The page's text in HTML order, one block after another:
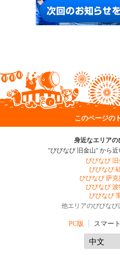
このページの
身近なエリアの
"びびなび 旧金山" から
びびなび 旧
びびなび
びびなび 萨克
びびなび 波
びびなび
他エリアのびびなび
PC版 スマー